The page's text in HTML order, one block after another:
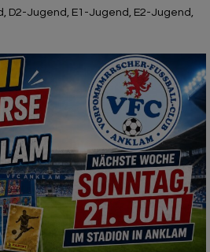
D2-Jugend E1-Jugend E2-Jugend